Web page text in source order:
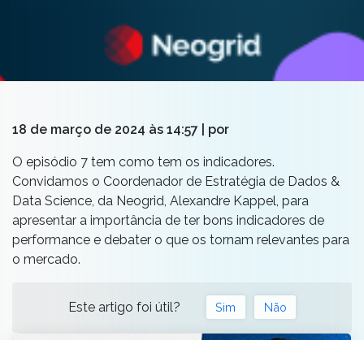
18 de março de 2024 às 14:57 | por
O episódio 7 tem como tem os indicadores.
Convidamos o Coordenador de Estratégia de Dados &
Data Science, da Neogrid, Alexandre Kappel, para
apresentar a importância de ter bons indicadores de
performance e debater o que os tornam relevantes para
o mercado.
Este artigo foi útil? Sim Não